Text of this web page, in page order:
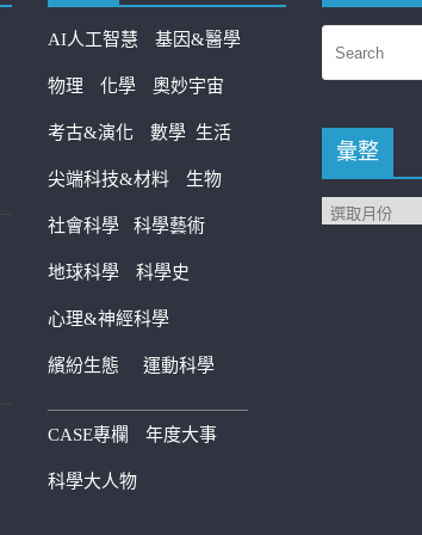
AI人工智慧 基因&醫學
物理 化學 奧妙宇宙
考古&演化 數學 生活
尖端科技&材料 生物
社會科學 科學藝術
地球科學 科學史
心理&神經科學
繽紛生態 運動科學
————————————
CASE專欄 年度大事
科學大人物
彙整